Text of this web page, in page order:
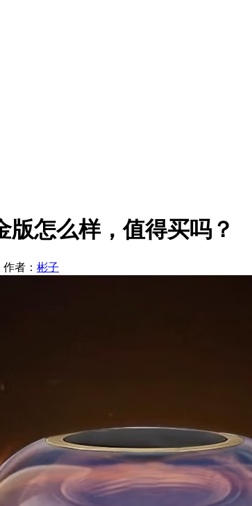
版怎么样，值得买吗？
作者： 彬子